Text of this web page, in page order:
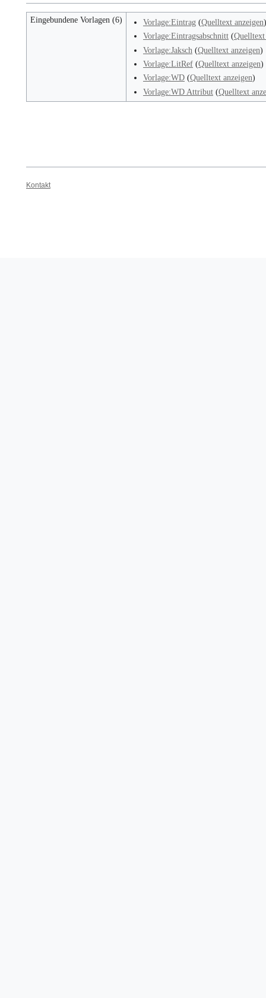
Eingebundene Vorlagen (6) Vorlage:Eintrag(Quelltext anzeigen)
Vorlage:Eintragsabschnitt(Quelltext
Vorlage:Jaksch (Quelltext anzeigen)
Vorlage:LitRef(Quelltext anzeigen)
Vorlage:WD(Quelltext anzeigen)
Vorlage:WD Attribut(Quelltext
Kontakt